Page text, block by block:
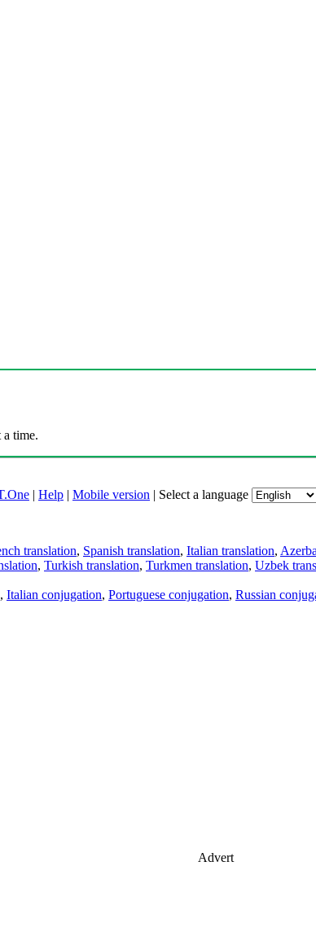
a time.
| Help | Mobile version | Select a language
translation, Spanish translation, Italian translation,
, Turkish translation, Turkmen translation, Uzbek
, Italian conjugation, Portuguese conjugation, Russian
Advert